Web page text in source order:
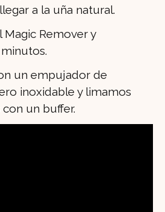
a la uña natural.
Magic Remover y
un empujador de
inoxidable y limamos
un buffer.